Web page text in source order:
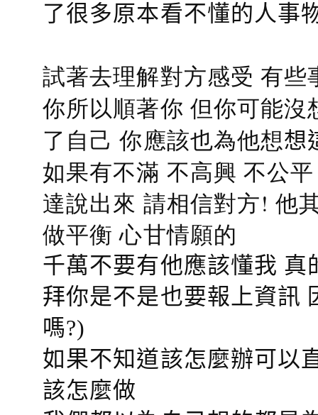
了很多原本看不懂的人事
試著去理解對方感受 有
你所以順著你 但你可能
了自己 你應該也為他想想
如果有不滿 不高興 不公
達說出來 請相信對方! 他
做平衡 心甘情願的
千萬不要有他應該懂我
拜你是不是也要報上資訊
嗎?)
如果不知道該怎麼辦可以
該怎麼做